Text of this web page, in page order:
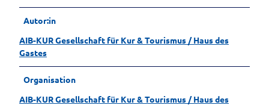
Autor:in
AIB-KUR Gesellschaft für Kur & Tourismus / Haus des
Gastes
Organisation
AIB-KUR Gesellschaft für Kur & Tourismus / Haus des